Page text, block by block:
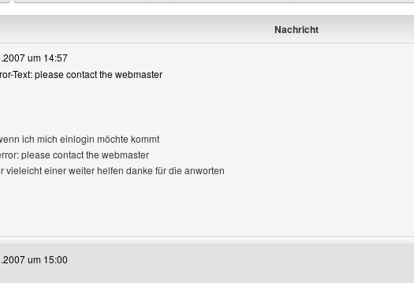
Nachricht
anzeigen
um 14:57
Text: please contact the webmaster
ich mich einlogin möchte kommt
please contact the webmaster
vieleicht einer weiter helfen danke für die anworten
dieses Benutzers besuchen: vomeulenbusch
um 15:00